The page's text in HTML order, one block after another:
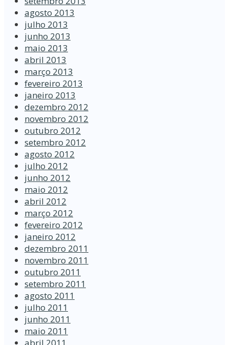
agosto 2013
julho 2013
junho 2013
maio 2013
abril 2013
março 2013
fevereiro 2013
janeiro 2013
dezembro 2012
novembro 2012
outubro 2012
setembro 2012
agosto 2012
julho 2012
junho 2012
maio 2012
abril 2012
março 2012
fevereiro 2012
janeiro 2012
dezembro 2011
novembro 2011
outubro 2011
setembro 2011
agosto 2011
julho 2011
junho 2011
maio 2011